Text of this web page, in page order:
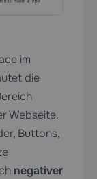
im
die
Webseite.
Buttons,
negativer